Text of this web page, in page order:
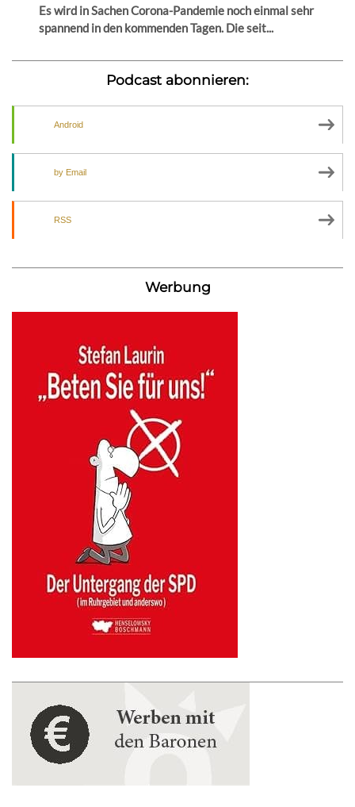
Es wird in Sachen Corona-Pandemie noch einmal sehr
spannend in den kommenden Tagen. Die seit...
Podcast abonnieren:
Android
by Email
RSS
Werbung